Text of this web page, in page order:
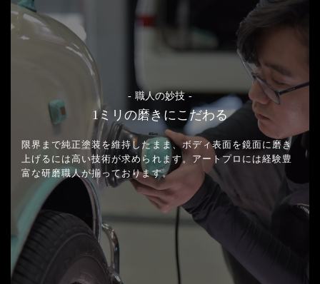
- 職人の妙技 -
1ミリの磨きにこだわる
限界まで純正塗装を維持したまま、ボディ表面を鏡面に磨き
上げるには高い技術が求められます。 アートプロには経験豊
富な研磨職人が揃っております。